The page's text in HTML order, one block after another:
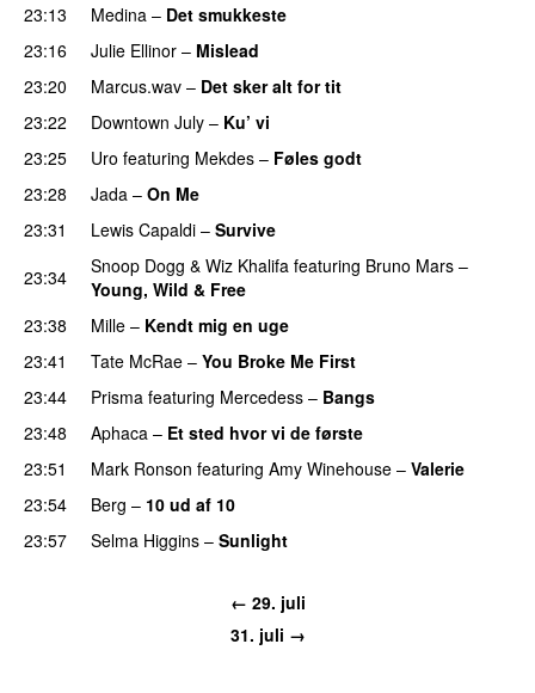
23:13
Medina – Det smukkeste
23:16
Julie Ellinor – Mislead
23:20
Marcus.wav – Det sker alt for tit
23:22 Downtown July – Ku’ vi
23:25 Uro featuring Mekdes – Føles godt
23:28
Jada – On Me
23:31
Lewis Capaldi – Survive
23:34
Snoop Dogg & Wiz Khalifa featuring Bruno Mars –
Young, Wild & Free
23:38
Mille – Kendt mig en uge
23:41
Tate McRae – You Broke Me First
23:44
Prisma featuring Mercedess – Bangs
23:48 Aphaca – Et sted hvor vi de første
23:51
Mark Ronson featuring Amy Winehouse – Valerie
23:54
Berg – 10 ud af 10
23:57
Selma Higgins – Sunlight
← 29. juli
31. juli →